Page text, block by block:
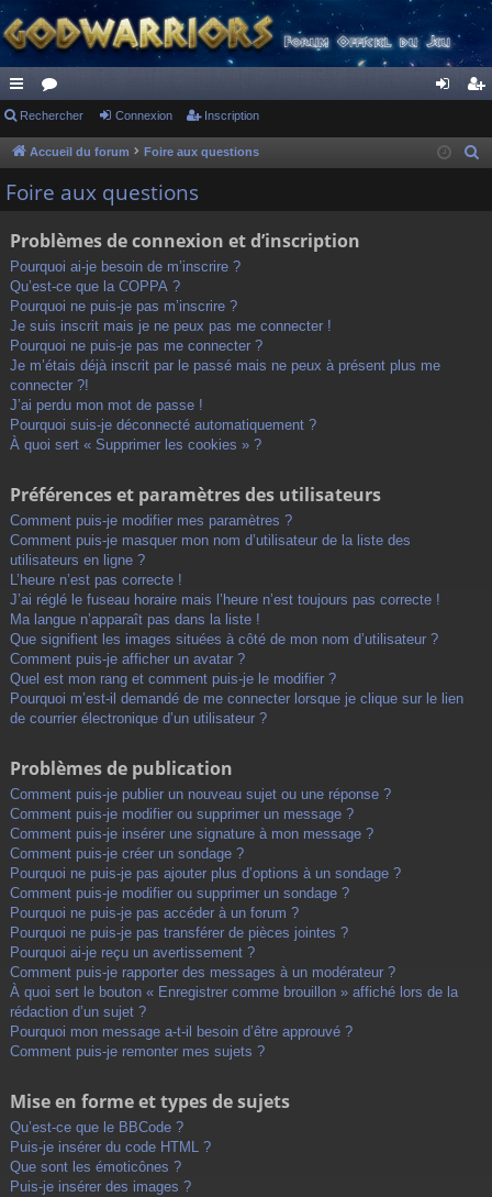
ac
co
ur
s
or
u ne cri
Rechercher Connexion Inscription
Accueil du forum Foire aux questions
Foire aux questions
Problèmes de connexion et d’inscription
Pourquoi ai-je besoin de m’inscrire ?
Qu’est-ce que la COPPA ?
Pourquoi ne puis-je pas m’inscrire ?
Je suis inscrit mais je ne peux pas me connecter !
Pourquoi ne puis-je pas me connecter ?
Je m’étais déjà inscrit par le passé mais ne peux à présent plus me
connecter ?!
J’ai perdu mon mot de passe !
Pourquoi suis-je déconnecté automatiquement ?
À quoi sert « Supprimer les cookies » ?
Préférences et paramètres des utilisateurs
Comment puis-je modifier mes paramètres ?
Comment puis-je masquer mon nom d’utilisateur de la liste des
utilisateurs en ligne ?
L’heure n’est pas correcte !
J’ai réglé le fuseau horaire mais l’heure n’est toujours pas correcte !
Ma langue n’apparaît pas dans la liste !
Que signifient les images situées à côté de mon nom d’utilisateur ?
Comment puis-je afficher un avatar ?
Quel est mon rang et comment puis-je le modifier ?
Pourquoi m’est-il demandé de me connecter lorsque je clique sur le lien
de courrier électronique d’un utilisateur ?
Problèmes de publication
Comment puis-je publier un nouveau sujet ou une réponse ?
Comment puis-je modifier ou supprimer un message ?
Comment puis-je insérer une signature à mon message ?
Comment puis-je créer un sondage ?
Pourquoi ne puis-je pas ajouter plus d’options à un sondage ?
Comment puis-je modifier ou supprimer un sondage ?
Pourquoi ne puis-je pas accéder à un forum ?
Pourquoi ne puis-je pas transférer de pièces jointes ?
Pourquoi ai-je reçu un avertissement ?
Comment puis-je rapporter des messages à un modérateur ?
À quoi sert le bouton « Enregistrer comme brouillon » affiché lors de la
rédaction d’un sujet ?
Pourquoi mon message a-t-il besoin d’être approuvé ?
Comment puis-je remonter mes sujets ?
Mise en forme et types de sujets
Qu’est-ce que le BBCode ?
Puis-je insérer du code HTML ?
Que sont les émoticônes ?
Puis-je insérer des images ?